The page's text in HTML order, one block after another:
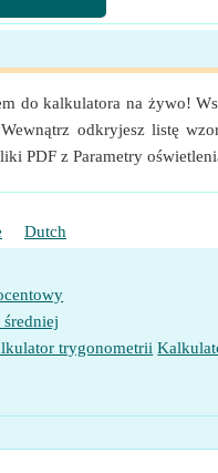
do kalkulatora na żywo!
odkryjesz listę
PDF z Parametry
Dutch
trygonometrii